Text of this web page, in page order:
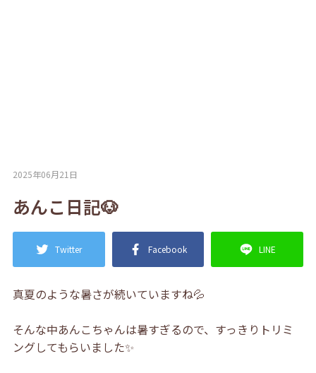
2025年06月21日
あんこ日記🐶
Twitter Facebook LINE
真夏のような暑さが続いていますね💦
そんな中あんこちゃんは暑すぎるので、すっきりトリミ
ングしてもらいました✨